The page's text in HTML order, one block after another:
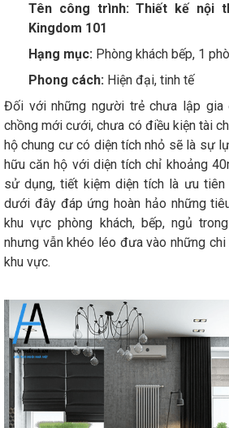
Tên công trình: Thiết kế nội
Kingdom 101
Hạng mục: Phòng khách bếp, 1
Phong cách: Hiện đại, tinh tế
Đối với những người trẻ chưa lập gia
chồng mới cưới, chưa có điều kiện tài
hộ chung cư có diện tích nhỏ sẽ là sự
hữu căn hộ với diện tích chỉ khoảng
sử dụng, tiết kiệm diện tích là ưu tiên
dưới đây đáp ứng hoàn hảo những
khu vực phòng khách, bếp, ngủ
nhưng vẫn khéo léo đưa vào những
khu vực.